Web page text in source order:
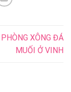
XÔNG ĐÁ
MUỐI Ở VINH